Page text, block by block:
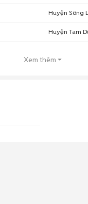
Huyện Sông
Huyện Tam
Xem thêm